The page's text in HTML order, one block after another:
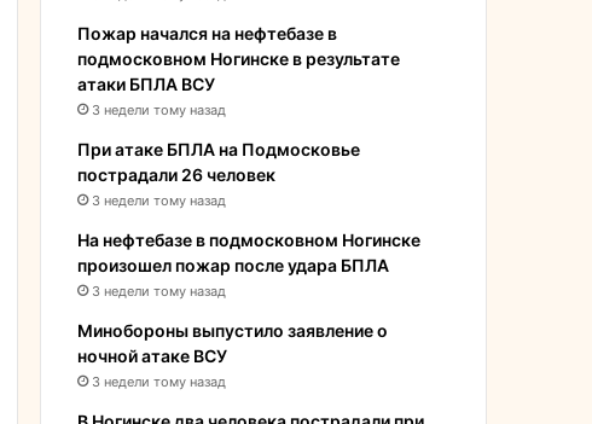
Пожар начался на нефтебазе в
подмосковном Ногинске в результате
атаки БПЛА ВСУ
3 недели тому назад
При атаке БПЛА на Подмосковье
пострадали 26 человек
3 недели тому назад
На нефтебазе в подмосковном Ногинске
произошел пожар после удара БПЛА
3 недели тому назад
Минобороны выпустило заявление о
ночной атаке ВСУ
3 недели тому назад